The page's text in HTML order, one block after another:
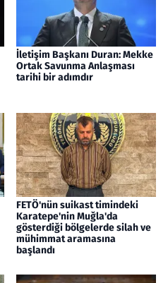
İletişim Başkanı Duran: Mekke
Ortak Savunma Anlaşması
tarihi bir adımdır
FETÖ'nün suikast timindeki
Karatepe'nin Muğla'da
gösterdiği bölgelerde silah ve
mühimmat aramasına
başlandı